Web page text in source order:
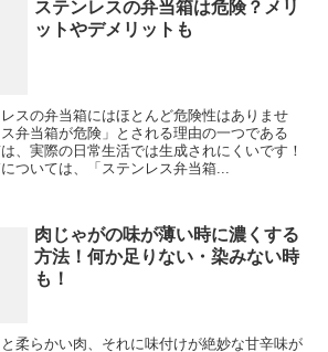
ステンレスの弁当箱は危険？メリ
ットやデメリットも
スの弁当箱にはほとんど危険性はありませ
弁当箱が危険」とされる理由の一つである
、実際の日常生活では生成されにくいです！
ついては、「ステンレス弁当箱...
肉じゃがの味が薄い時に濃くする
方法！何か足りない・染みない時
も！
柔らかい肉、それに味付けが絶妙な甘辛味が